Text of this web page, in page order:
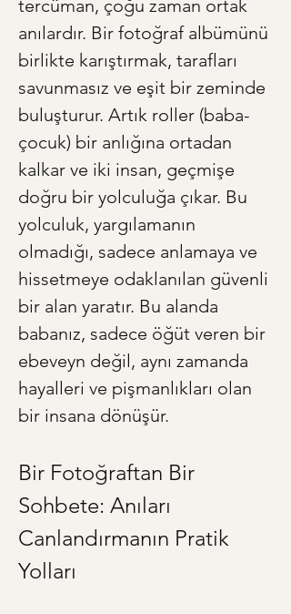
tercüman, çoğu zaman ortak
anılardır. Bir fotoğraf albümünü
birlikte karıştırmak, tarafları
savunmasız ve eşit bir zeminde
buluşturur. Artık roller (baba-
çocuk) bir anlığına ortadan
kalkar ve iki insan, geçmişe
doğru bir yolculuğa çıkar. Bu
yolculuk, yargılamanın
olmadığı, sadece anlamaya ve
hissetmeye odaklanılan güvenli
bir alan yaratır. Bu alanda
babanız, sadece öğüt veren bir
ebeveyn değil, aynı zamanda
hayalleri ve pişmanlıkları olan
bir insana dönüşür.
Bir Fotoğraftan Bir
Sohbete: Anıları
Canlandırmanın Pratik
Yolları